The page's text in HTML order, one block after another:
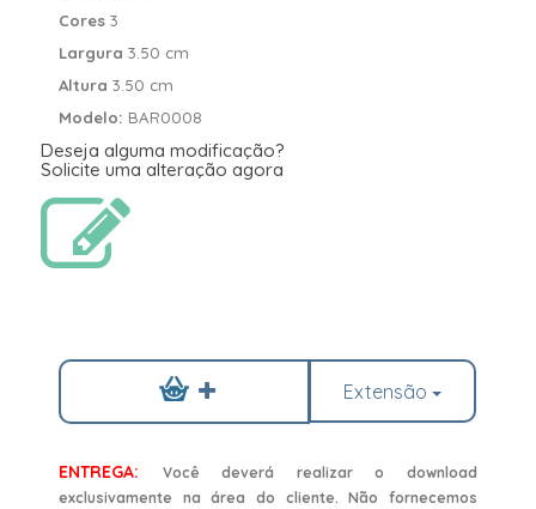
Cores3
Largura3.50 cm
Altura3.50 cm
Modelo: BAR0008
Deseja alguma modificação?
Solicite uma alteração agora
Extensão
ENTREGA:
Você deverá realizar o download
exclusivamente na área do cliente. Não fornecemos